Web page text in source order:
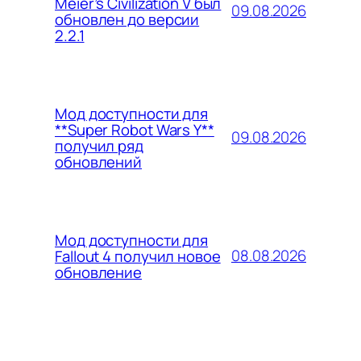
обновлен до версии
2.2.1
09.08.2026
Мод доступности для
**Super Robot Wars Y**
получил ряд
обновлений
09.08.2026
Мод доступности для
Fallout 4 получил новое
обновление
08.08.2026